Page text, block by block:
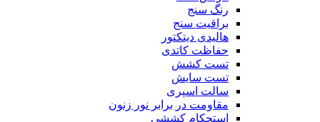
رنگ سنج
براقیت سنج
هالیدی دیتکتور
حفاظت کاتدی
تست کشش
تست سایش
سالت اسپری
مقاومت در برابر نور زنون
استحکام کششی